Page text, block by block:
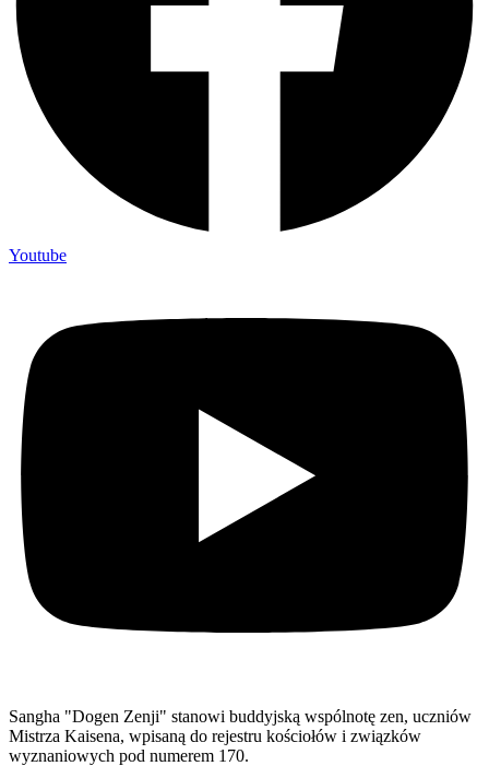
Youtube
Sangha "Dogen Zenji" stanowi buddyjską wspólnotę zen, uczniów
Mistrza Kaisena, wpisaną do rejestru kościołów i związków
wyznaniowych pod numerem 170.